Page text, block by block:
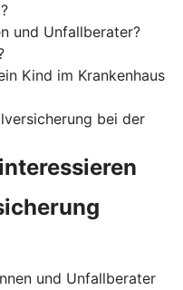
und Unfallberater?
Kind im Krankenhaus
bei der
und Unfallberater